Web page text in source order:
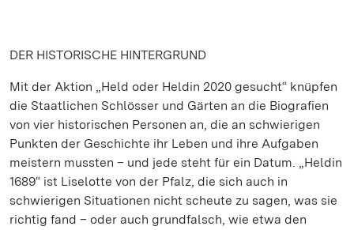
DER HISTORISCHE HINTERGRUND
Mit der Aktion „Held oder Heldin 2020 gesucht“ knüpfen
die Staatlichen Schlösser und Gärten an die Biografien
von vier historischen Personen an, die an schwierigen
Punkten der Geschichte ihr Leben und ihre Aufgaben
meistern mussten – und jede steht für ein Datum. „Heldin
1689“ ist Liselotte von der Pfalz, die sich auch in
schwierigen Situationen nicht scheute zu sagen, was sie
richtig fand – oder auch grundfalsch, wie etwa den